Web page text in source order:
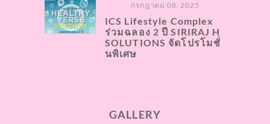
กรกฎาคม 08, 2025
ICS Lifestyle Complex
ร่วมฉลอง 2 ปี SIRIRAJ H
SOLUTIONS จัดโปรโมชั่
นพิเศษ
GALLERY